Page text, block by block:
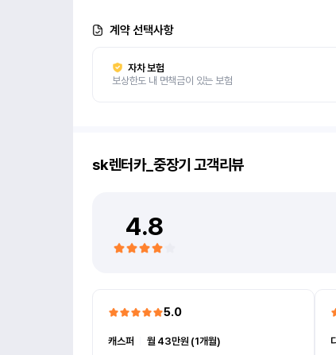
계약 선택사항
자차 보험
보상한도 내 면책금이 있는 보험
sk렌터카_중장기 고객리뷰
4.8
5.0
캐스퍼
월 43만원 (1개월)